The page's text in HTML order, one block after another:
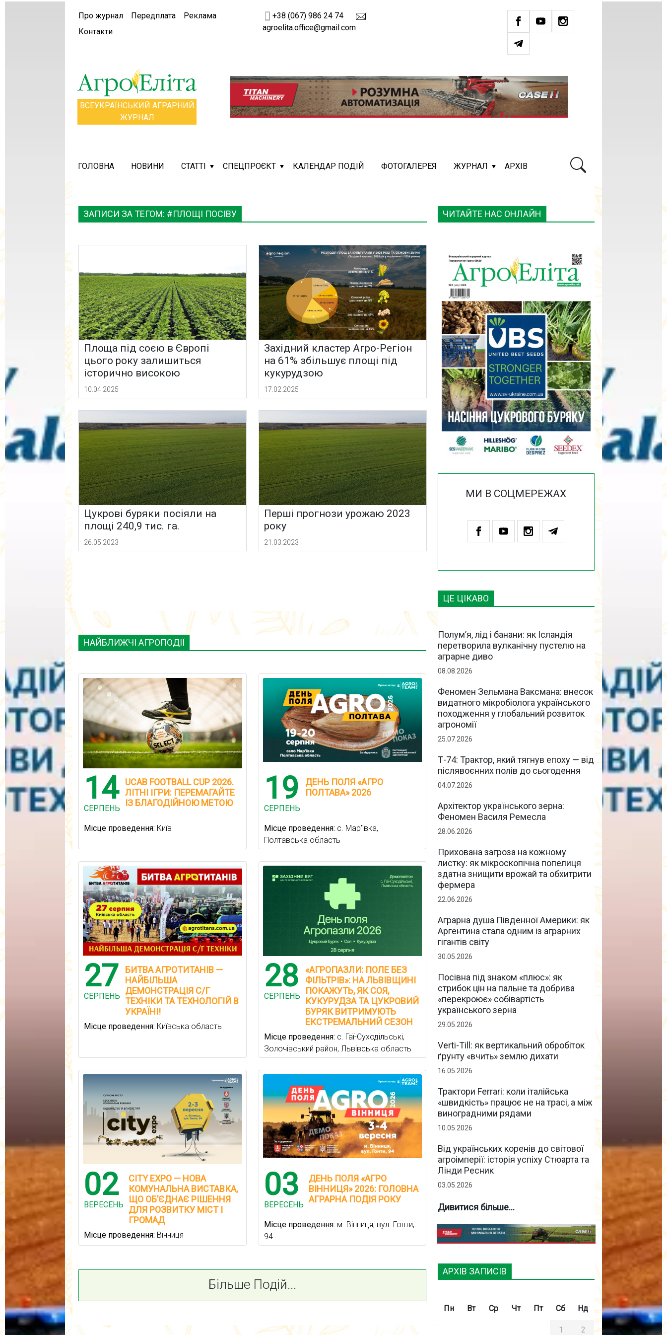
Про журнал Передплата
Реклама
Контакти
+38 (067) 986 24 74
agroelita.office@gmail.com
ВСЕУКРАЇНСЬКИЙ АГРАРНИЙ
ЖУРНАЛ
ГОЛОВНА НОВИНИ СТАТТІ СПЕЦПРОЄКТ КАЛЕНДАР ПОДІЙ ФОТОГАЛЕРЕЯ ЖУРНАЛ АРХІВ
ЧИТАЙТЕ НАС ОНЛАЙН
МИ В СОЦМЕРЕЖАХ
ЦЕ ЦІКАВО
Полум’я, лід і банани: як Ісландія
перетворила вулканічну пустелю на
аграрне диво
08.08.2026
Феномен Зельмана Ваксмана: внесок
видатного мікробіолога українського
походження у глобальний розвиток
агрономії
25.07.2026
Т-74: Трактор, який тягнув епоху — від
післявоєнних полів до сьогодення
04.07.2026
Архітектор українського зерна:
Феномен Василя Ремесла
28.06.2026
Прихована загроза на кожному
листку: як мікроскопічна попелиця
здатна знищити врожай та обхитрити
фермера
22.06.2026
Аграрна душа Південної Америки: як
Аргентина стала одним із аграрних
гігантів світу
30.05.2026
Посівна під знаком «плюс»: як
стрибок цін на пальне та добрива
«перекроює» собівартість
українського зерна
29.05.2026
Verti-Till: як вертикальний обробіток
ґрунту «вчить» землю дихати
16.05.2026
Трактори Ferrari: коли італійська
«швидкість» працює не на трасі, а між
виноградними рядами
10.05.2026
Від українських коренів до світової
агроімперії: історія успіху Стюарта та
Лінди Ресник
03.05.2026
Дивитися більше...
АРХІВ ЗАПИСІВ
Пн Вт Ср Чт Пт Сб Нд
1 2
ЗАПИСИ ЗА ТЕГОМ: #ПЛОЩІ ПОСІВУ
Площа під соєю в Європі
цього року залишиться
історично високою
10.04.2025
Західний кластер Агро-Регіон
на 61% збільшує площі під
кукурудзою
17.02.2025
Цукрові буряки посіяли на
площі 240,9 тис. га.
26.05.2023
Перші прогнози урожаю 2023
року
21.03.2023
НАЙБЛИЖЧІ АГРОПОДІЇ
14
СЕРПЕНЬ
UCAB FOOTBALL CUP 2026.
ЛІТНІ ІГРИ: ПЕРЕМАГАЙТЕ
ІЗ БЛАГОДІЙНОЮ МЕТОЮ
Місце проведення: Київ
19
СЕРПЕНЬ
ДЕНЬ ПОЛЯ «АГРО
ПОЛТАВА» 2026
Місце проведення: с. Мар'ївка,
Полтавська область
27
СЕРПЕНЬ
БИТВА АГРОТИТАНІВ —
НАЙБІЛЬША
ДЕМОНСТРАЦІЯ С/Г
ТЕХНІКИ ТА ТЕХНОЛОГІЙ В
УКРАЇНІ!
Місце проведення: Київська область
28
СЕРПЕНЬ
«АГРОПАЗЛИ: ПОЛЕ БЕЗ
ФІЛЬТРІВ»: НА ЛЬВІВЩИНІ
ПОКАЖУТЬ, ЯК СОЯ,
КУКУРУДЗА ТА ЦУКРОВИЙ
БУРЯК ВИТРИМУЮТЬ
ЕКСТРЕМАЛЬНИЙ СЕЗОН
Місце проведення: с. Гаї-Суходільські,
Золочівський район, Львівська область
02
ВЕРЕСЕНЬ
CITY EXPO — НОВА
КОМУНАЛЬНА ВИСТАВКА,
ЩО ОБ’ЄДНАЄ РІШЕННЯ
ДЛЯ РОЗВИТКУ МІСТ І
ГРОМАД
Місце проведення: Вінниця
03
ВЕРЕСЕНЬ
ДЕНЬ ПОЛЯ «АГРО
ВІННИЦЯ» 2026: ГОЛОВНА
АГРАРНА ПОДІЯ РОКУ
Місце проведення: м. Вінниця, вул. Гонти,
94
Більше Подій...